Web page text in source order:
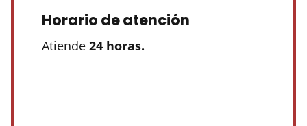
Horario de atención
Atiende 24 horas.